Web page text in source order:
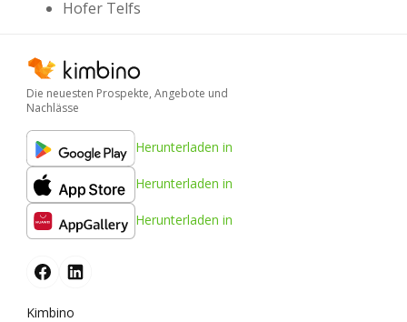
Hofer Telfs
Die neuesten Prospekte, Angebote und
Nachlässe
Herunterladen in
Herunterladen in
Herunterladen in
Kimbino